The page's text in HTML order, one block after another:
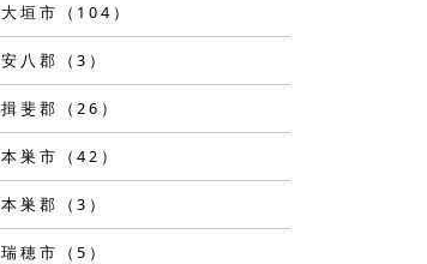
大垣市（104）
安八郡（3）
揖斐郡（26）
本巣市（42）
本巣郡（3）
瑞穂市（5）